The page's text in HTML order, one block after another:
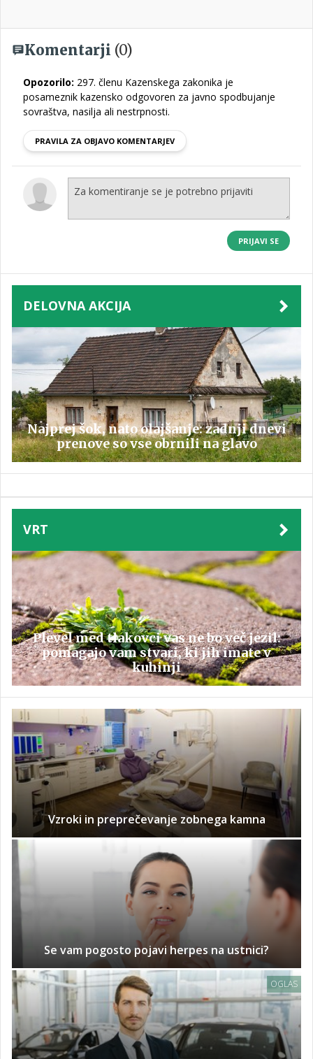
Komentarji (0)
Opozorilo: 297. členu Kazenskega zakonika je
posameznik kazensko odgovoren za javno spodbujanje
sovraštva, nasilja ali nestrpnosti.
PRAVILA ZA OBJAVO KOMENTARJEV
PRIJAVI SE
DELOVNA AKCIJA
Najprej šok, nato olajšanje: zadnji dnevi
prenove so vse obrnili na glavo
VRT
Plevel med tlakovci vas ne bo več jezil:
pomagajo vam stvari, ki jih imate v
kuhinji
Vzroki in preprečevanje zobnega kamna
Se vam pogosto pojavi herpes na ustnici?
OGLAS